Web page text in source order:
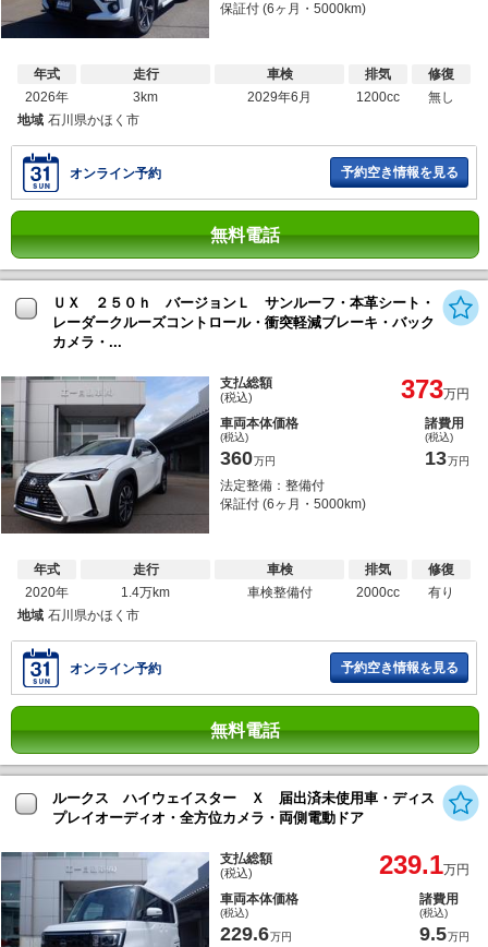
保証付 (6ヶ月・5000km)
年式
2026年
走行
3km
車検
2029年6月
排気
1200cc
修復
無し
地域 石川県かほく市
オンライン予約 予約空き情報を見る
無料電話
ＵＸ ２５０ｈ バージョンＬ サンルーフ・本革シート・
レーダークルーズコントロール・衝突軽減ブレーキ・バック
カメラ・...
支払総額
(税込) 373万円
車両本体価格
(税込)
360万円
諸費用
(税込)
13万円
法定整備：整備付
保証付 (6ヶ月・5000km)
年式
2020年
走行
1.4万km
車検
車検整備付
排気
2000cc
修復
有り
地域 石川県かほく市
オンライン予約 予約空き情報を見る
無料電話
ルークス ハイウェイスター Ｘ 届出済未使用車・ディス
プレイオーディオ・全方位カメラ・両側電動ドア
支払総額
(税込) 239.1万円
車両本体価格
(税込)
229.6万円
諸費用
(税込)
9.5万円